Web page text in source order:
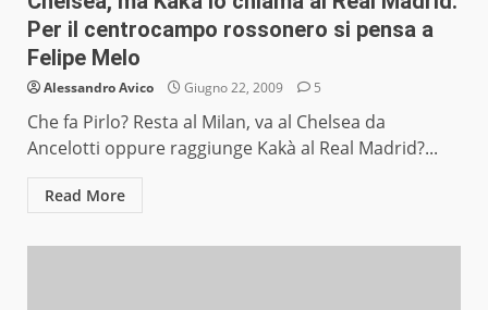
Per il centrocampo rossonero si pensa a
Felipe Melo
Alessandro Avico Giugno 22, 2009 5
Che fa Pirlo? Resta al Milan, va al Chelsea da
Ancelotti oppure raggiunge Kakà al Real Madrid?...
Read More